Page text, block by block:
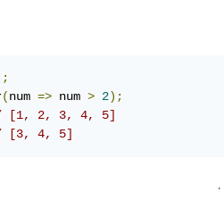
(num => num > 2);
[1, 2, 3, 4, 5]
[3, 4, 5]
.